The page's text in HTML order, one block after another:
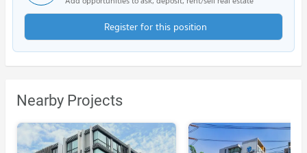
Register for this position
Nearby Projects